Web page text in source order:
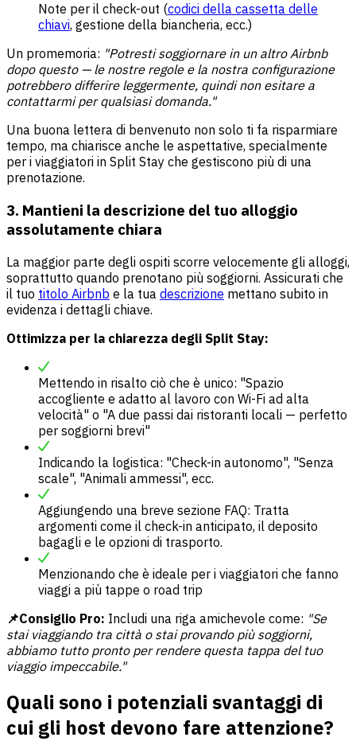
Note per il check-out (codici della cassetta delle
chiavi, gestione della biancheria, ecc.)
Un promemoria: "Potresti soggiornare in un altro Airbnb
dopo questo — le nostre regole e la nostra configurazione
potrebbero differire leggermente, quindi non esitare a
contattarmi per qualsiasi domanda."
Una buona lettera di benvenuto non solo ti fa risparmiare
tempo, ma chiarisce anche le aspettative, specialmente
per i viaggiatori in Split Stay che gestiscono più di una
prenotazione.
3. Mantieni la descrizione del tuo alloggio
assolutamente chiara
La maggior parte degli ospiti scorre velocemente gli alloggi,
soprattutto quando prenotano più soggiorni. Assicurati che
il tuo titolo Airbnb e la tua descrizione mettano subito in
evidenza i dettagli chiave.
Ottimizza per la chiarezza degli Split Stay:
Mettendo in risalto ciò che è unico: "Spazio
accogliente e adatto al lavoro con Wi-Fi ad alta
velocità" o "A due passi dai ristoranti locali — perfetto
per soggiorni brevi"
Indicando la logistica: "Check-in autonomo", "Senza
scale", "Animali ammessi", ecc.
Aggiungendo una breve sezione FAQ: Tratta
argomenti come il check-in anticipato, il deposito
bagagli e le opzioni di trasporto.
Menzionando che è ideale per i viaggiatori che fanno
viaggi a più tappe o road trip
📌Consiglio Pro: Includi una riga amichevole come: "Se
stai viaggiando tra città o stai provando più soggiorni,
abbiamo tutto pronto per rendere questa tappa del tuo
viaggio impeccabile."
Quali sono i potenziali svantaggi di
cui gli host devono fare attenzione?